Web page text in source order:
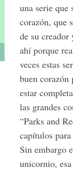
una serie que
corazón, que
de su creador
ahí porque
veces estas
buen corazón
estar
las grandes
“Parks and
capítulos
Sin embargo
unicornio,